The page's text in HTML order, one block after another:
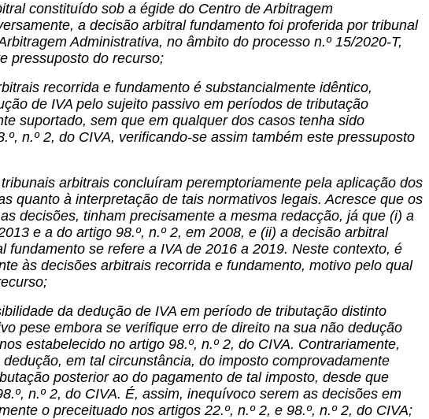
constituído sob a égide do Centro de Arbitragem
a decisão arbitral fundamento foi proferida por tribunal
Administrativa, no âmbito do processo n.º 15/2020-T,
pressuposto do recurso;
recorrida e fundamento é substancialmente idêntico,
de IVA pelo sujeito passivo em períodos de tributação
suportado, sem que em qualquer dos casos tenha sido
n.º 2, do CIVA, verificando-se assim também este pressuposto
arbitrais concluíram peremptoriamente pela aplicação dos
quanto à interpretação de tais normativos legais. Acresce que os
decisões, tinham precisamente a mesma redacção, já que (i) a
e a do artigo 98.º, n.º 2, em 2008, e (ii) a decisão arbitral
se refere a IVA de 2016 a 2019. Neste contexto, é
às decisões arbitrais recorrida e fundamento, motivo pelo qual
da dedução de IVA em período de tributação distinto
pese embora se verifique erro de direito na sua não dedução
estabelecido no artigo 98.º, n.º 2, do CIVA. Contrariamente,
em tal circunstância, do imposto comprovadamente
posterior ao do pagamento de tal imposto, desde que
n.º 2, do CIVA. É, assim, inequívoco serem as decisões em
o preceituado nos artigos 22.º, n.º 2, e 98.º, n.º 2, do CIVA;